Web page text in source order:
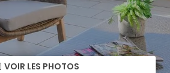
VOIR LES PHOTOS